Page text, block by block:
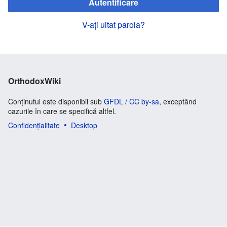
V-ați uitat parola?
OrthodoxWiki
Conținutul este disponibil sub GFDL / CC by-sa, exceptând
cazurile în care se specifică altfel.
Confidențialitate
Desktop